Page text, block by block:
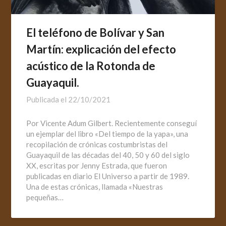
El teléfono de Bolívar y San
Martín: explicación del efecto
acústico de la Rotonda de
Guayaquil.
Publicada el 22/10/2021
Por Vicente Adum Gilbert. Recientemente conseguí
un ejemplar del libro «Del tiempo de la yapa», una
recopilación de crónicas costumbristas del
Guayaquil de las décadas del 40, 50 y 60 del siglo
XX, escritas por Jenny Estrada, que fueron
publicadas en diario El Universo a partir de 1989.
Una de estas crónicas, llamada «Nuestras
pequeñas…